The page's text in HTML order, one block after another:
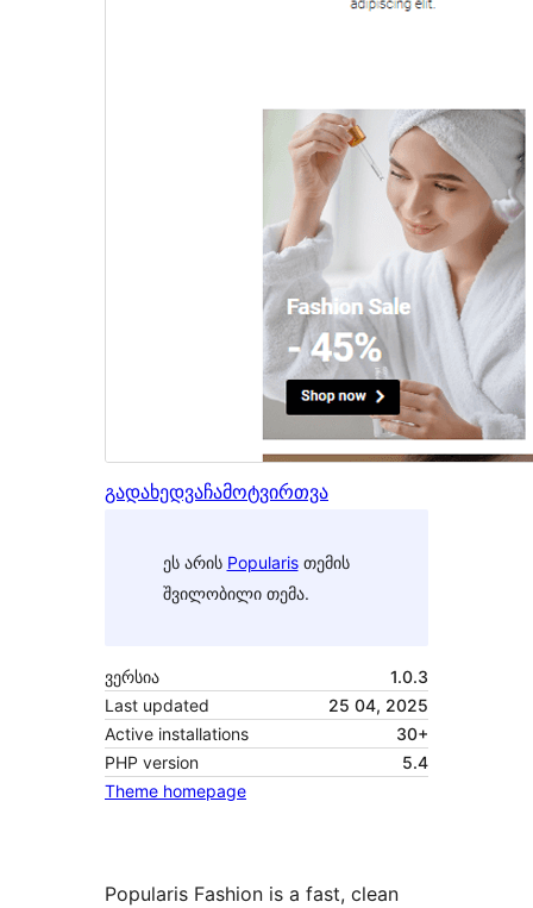
გადახედვაჩამოტვირთვა
ეს არის Popularisთემის
შვილობილი თემა.
ვერსია
1.0.3
Last updated
25 04, 2025
Active installations
30+
PHP version
5.4
Theme homepage
Popularis Fashion is a fast, clean